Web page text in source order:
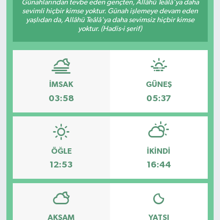
Günahlarından tevbe eden gençten, Allâhü Teâlâ'ya daha
sevimli hiçbir kimse yoktur. Günah işlemeye devam eden
yaşlıdan da, Allâhü Teâlâ'ya daha sevimsiz hiçbir kimse
yoktur. (Hadis-i şerif)
İMSAK
03:58
GÜNEŞ
05:37
ÖĞLE
12:53
İKINDI
16:44
AKŞAM YATSI
KÜLTÜR SANAT
YAŞAM
SARIGÖL
SARUHANLI
SELENDİ
DEMİRCİ
GÖLMARMARA
GÖRDES
KÖPRÜBAŞI
SOMA
KÖPRÜBAŞI
KULA
SALİHLİ
SARUHANLI
ŞEHZADELER
SELENDİ
TURGUTLU
EKONOMİ
EĞİTİM
KÜLTÜR SANAT
YAŞAM
BİLİM VE TEKNOLOJİ
YAZARLAR
MANİSA'NIN YÖRESEL LEZZETLERİ